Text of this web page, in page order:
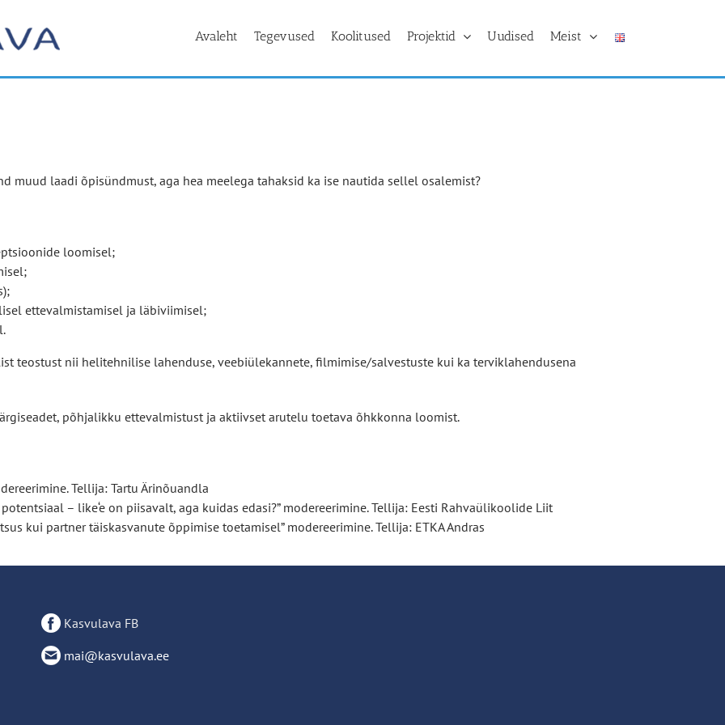
Avaleht Tegevused Koolitused Projektid Uudised Meist
muud laadi õpisündmust, aga hea meelega tahaksid ka ise nautida sellel osalemist?
loomisel;
ettevalmistamisel ja läbiviimisel;
teostust nii helitehnilise lahenduse, veebiülekannete, filmimise/salvestuste kui ka terviklahendusena
põhjalikku ettevalmistust ja aktiivset arutelu toetava õhkkonna loomist.
Tellija: Tartu Ärinõuandla
– like‘e on piisavalt, aga kuidas edasi?” modereerimine. Tellija: Eesti Rahvaülikoolide Liit
kui partner täiskasvanute õppimise toetamisel” modereerimine. Tellija: ETKA Andras
Kasvulava FB
mai@kasvulava.ee